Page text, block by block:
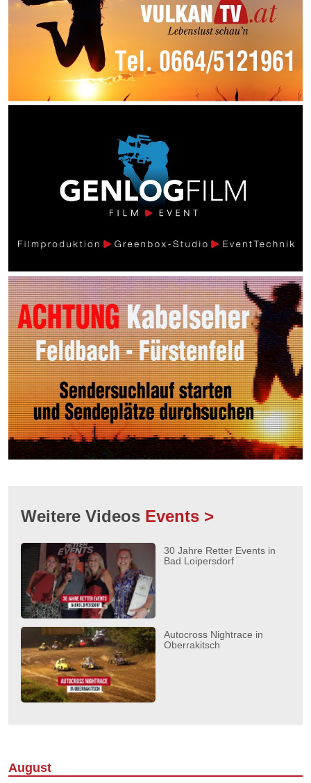
Weitere Videos Events >
30 Jahre Retter Events in
Bad Loipersdorf
Autocross Nightrace in
Oberrakitsch
August